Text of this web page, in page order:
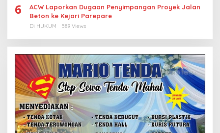
6
ACW Laporkan Dugaan Penyimpangan Proyek Jalan
Beton ke Kejari Parepare
Di HUKUM 589 Views